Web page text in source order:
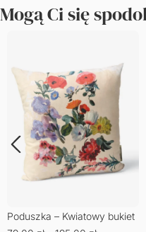
Mogą Ci się
Poduszka – Kwiatowy bukiet